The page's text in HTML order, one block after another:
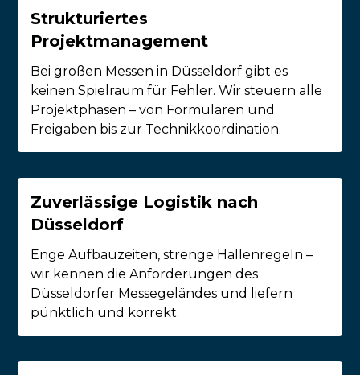
Strukturiertes
Projektmanagement
Bei großen Messen in Düsseldorf gibt es
keinen Spielraum für Fehler. Wir steuern alle
Projektphasen – von Formularen und
Freigaben bis zur Technikkoordination.
Zuverlässige Logistik nach
Düsseldorf
Enge Aufbauzeiten, strenge Hallenregeln –
wir kennen die Anforderungen des
Düsseldorfer Messegeländes und liefern
pünktlich und korrekt.